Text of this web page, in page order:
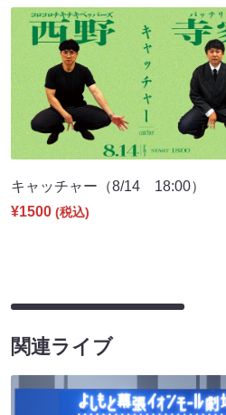
キャッチャー（8/14 18:00）
¥1500 (税込)
関連ライブ